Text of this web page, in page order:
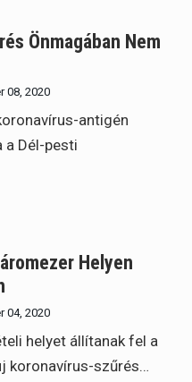
Önmagában Nem
08, 2020
antigén
Dél-pesti
Helyen
04, 2020
helyet állítanak fel a
koronavírus-szűrés…